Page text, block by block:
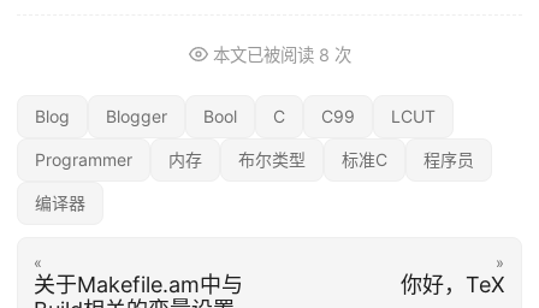
本文已被阅读 8 次
Blog Blogger Bool C C99 LCUT
Programmer 内存 布尔类型 标准C 程序员
编译器
«
关于Makefile.am中与
»
你好，TeX